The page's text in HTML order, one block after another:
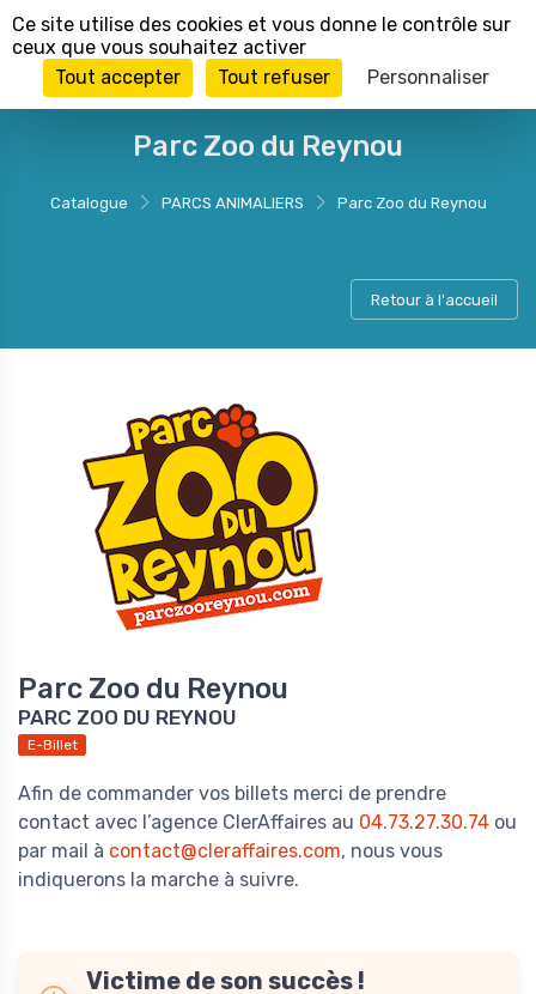
Parc Zoo du Reynou
Catalogue PARCS ANIMALIERS Parc Zoo du Reynou
Retour à l'accueil
Parc Zoo du Reynou
PARC ZOO DU REYNOU
E-Billet
Afin de commander vos billets merci de prendre
contact avec l’agence ClerAffaires au 04.73.27.30.74 ou
par mail à contact@cleraffaires.com, nous vous
indiquerons la marche à suivre.
Victime de son succès !
Panneau de gestion des cookies
Ce site utilise des cookies et vous donne le contrôle sur
ceux que vous souhaitez activer
Tout accepter
Tout refuser Personnaliser